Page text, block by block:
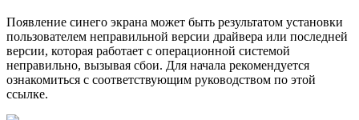
Появление синего экрана может быть результатом установки
пользователем неправильной версии драйвера или последней
версии, которая работает с операционной системой
неправильно, вызывая сбои. Для начала рекомендуется
ознакомиться с соответствующим руководством по этой
ссылке.